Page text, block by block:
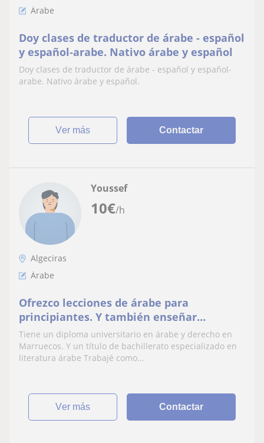
Árabe
Doy clases de traductor de árabe - español
y español-arabe. Nativo árabe y español
Doy clases de traductor de árabe - español y español-
arabe. Nativo árabe y español.
ver más Contactar
10€/h
Youssef
Algeciras
Árabe
Ofrezco lecciones de árabe para
principiantes. Y también enseñar
pronunciación, escritura y dictado de una
forma muy sencilla
Tiene un diploma universitario en árabe y derecho en
Marruecos. Y un título de bachillerato especializado en
literatura árabe Trabajé como...
ver más Contactar